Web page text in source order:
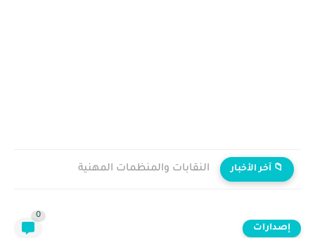
📁 آخر الأخبار النقابات والمنظمات المهنية
إصدارات
0